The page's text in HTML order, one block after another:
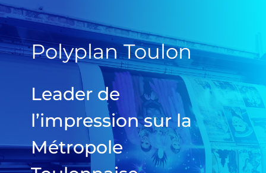
Polyplan Toulon
Leader de
l’impression sur la
Métropole